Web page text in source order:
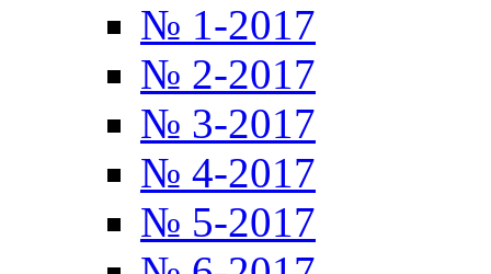
№ 1-2017
№ 2-2017
№ 3-2017
№ 4-2017
№ 5-2017